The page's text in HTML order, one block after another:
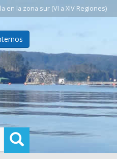
la zona sur (VI a XIV Regiones)
Buscar